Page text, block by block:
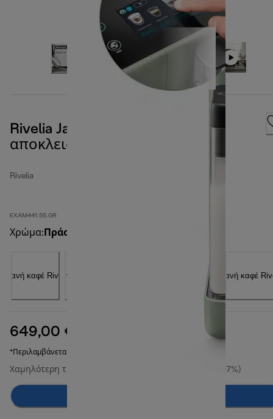
Rivelia Jade Green | Χρώμα
αποκλειστικά διαθέσιμο online
Rivelia
EXAM441.55.GR
Χρώμα: Πράσινο
649,00 € αρχική τιμή 799,90 €
*Περιλαμβάνεται ΦΠΑ
Χαμηλότερη τιμή τις τελευταίες 30 ημέρες (-7%)